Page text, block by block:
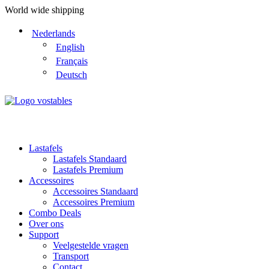
World wide shipping
Nederlands
English
Français
Deutsch
Lastafels
Lastafels Standaard
Lastafels Premium
Accessoires
Accessoires Standaard
Accessoires Premium
Combo Deals
Over ons
Support
Veelgestelde vragen
Transport
Contact